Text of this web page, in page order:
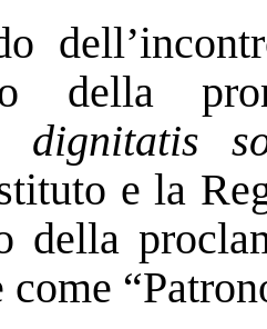
della
dignitatis
e la
della
come